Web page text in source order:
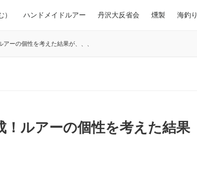
ハンドメイドルアー 丹沢大反省会 燻製 海釣り
ーの個性を考えた結果が、、、
！ルアーの個性を考えた結果